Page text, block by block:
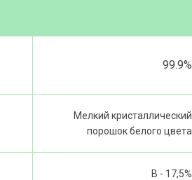
99.9%
Мелкий кристаллический
порошок белого цвета
В - 17,5%